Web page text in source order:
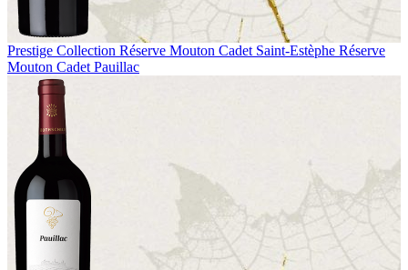
Prestige Collection Réserve Mouton Cadet Saint-Estèphe Réserve
Mouton Cadet Pauillac